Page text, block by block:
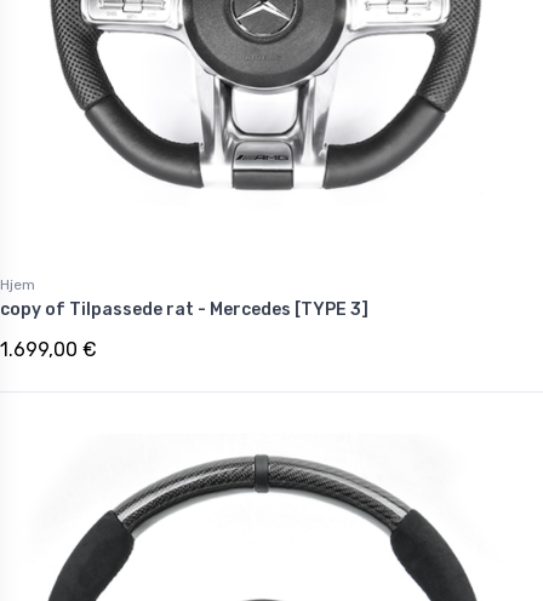
Hjem
copy of Tilpassede rat - Mercedes [TYPE 3]
1.699,00 €